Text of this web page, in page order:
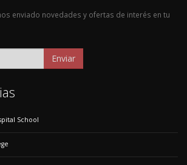
enviado novedades y ofertas de interés en tu
Enviar
School